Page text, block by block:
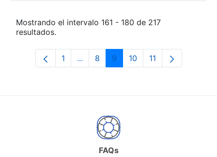
Mostrando el intervalo 161 - 180 de 217
resultados.
Página
1 ...Páginas intermedias Use TAB para
Página
8 Página
9 Página
10 Página
11
FAQs